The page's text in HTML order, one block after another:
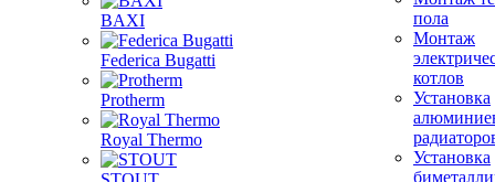
BAXI
Federica Bugatti
Protherm
Royal Thermo
пола
Монтаж
котлов
Установка
Установка